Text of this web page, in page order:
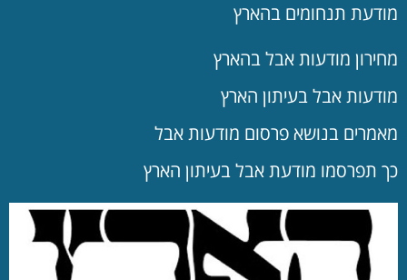
מודעת תנחומים בהארץ
מחירון מודעות אבל בהארץ
מודעות אבל בעיתון הארץ
מאמרים בנושא פרסום מודעות אבל
כך תפרסמו מודעת אבל בעיתון הארץ